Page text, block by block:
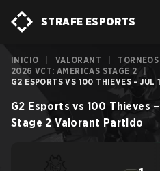
STRAFE ESPORTS
INICIO VALORANT TORNEOS
2026 VCT: AMERICAS STAGE 2
G2 ESPORTS VS 100 THIEVES - JUL
G2 Esports vs 100 Thieves –
Stage 2 Valorant Partido